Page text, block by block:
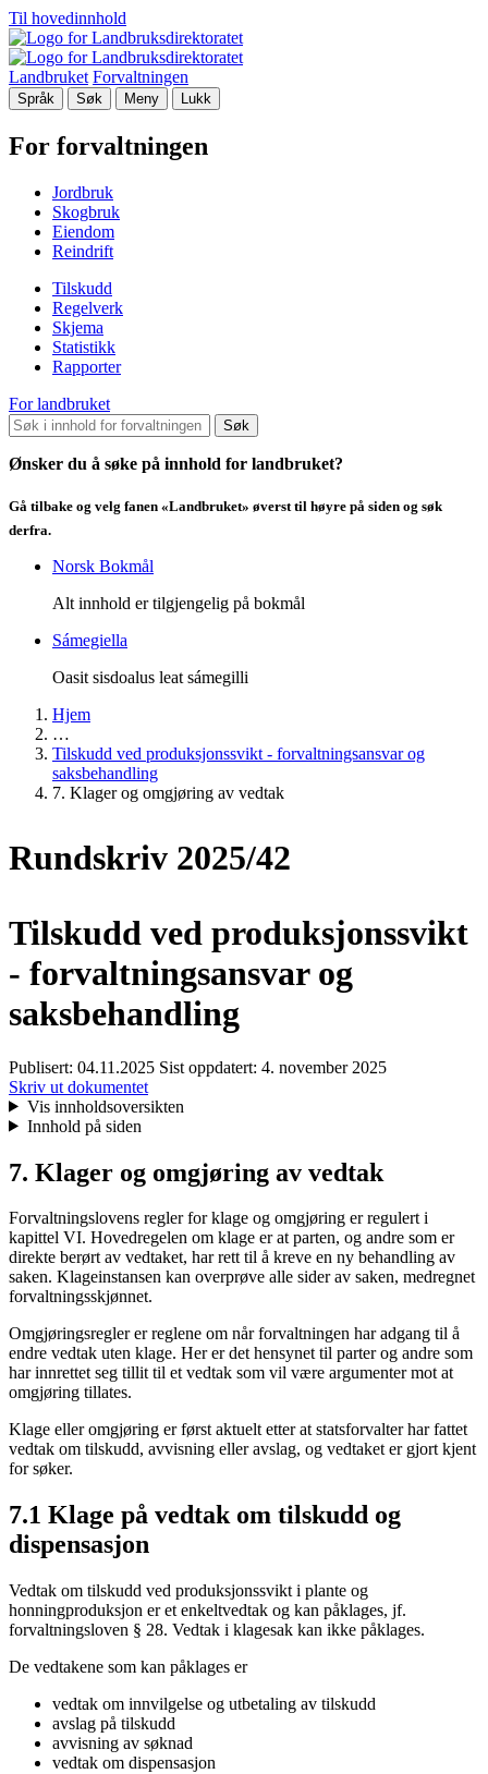
Til hovedinnhold
Landbruket Forvaltningen
Språk Søk Meny Lukk
For forvaltningen
Jordbruk
Skogbruk
Eiendom
Reindrift
Tilskudd
Regelverk
Skjema
Statistikk
Rapporter
For landbruket
Søk
Ønsker du å søke på innhold for landbruket?
Gå tilbake og velg fanen «Landbruket» øverst til høyre på siden og søk
derfra.
Norsk Bokmål
Alt innhold er tilgjengelig på bokmål
Sámegiella
Oasit sisdoalus leat sámegilli
Hjem
…
Tilskudd ved produksjonssvikt - forvaltningsansvar og
saksbehandling
7. Klager og omgjøring av vedtak
Rundskriv 2025/42
Tilskudd ved produksjonssvikt
- forvaltningsansvar og
saksbehandling
Publisert: 04.11.2025 Sist oppdatert: 4. november 2025
Skriv ut dokumentet
Vis innholdsoversikten
Innhold på siden
7. Klager og omgjøring av vedtak
Forvaltningslovens regler for klage og omgjøring er regulert i
kapittel VI. Hovedregelen om klage er at parten, og andre som er
direkte berørt av vedtaket, har rett til å kreve en ny behandling av
saken. Klageinstansen kan overprøve alle sider av saken, medregnet
forvaltningsskjønnet.
Omgjøringsregler er reglene om når forvaltningen har adgang til å
endre vedtak uten klage. Her er det hensynet til parter og andre som
har innrettet seg tillit til et vedtak som vil være argumenter mot at
omgjøring tillates.
Klage eller omgjøring er først aktuelt etter at statsforvalter har fattet
vedtak om tilskudd, avvisning eller avslag, og vedtaket er gjort kjent
for søker.
7.1 Klage på vedtak om tilskudd og
dispensasjon
Vedtak om tilskudd ved produksjonssvikt i plante og
honningproduksjon er et enkeltvedtak og kan påklages, jf.
forvaltningsloven § 28. Vedtak i klagesak kan ikke påklages.
De vedtakene som kan påklages er
vedtak om innvilgelse og utbetaling av tilskudd
avslag på tilskudd
avvisning av søknad
vedtak om dispensasjon